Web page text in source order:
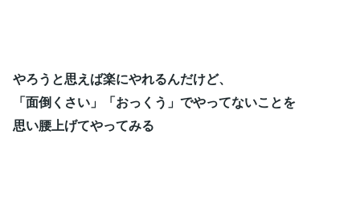
やろうと思えば楽にやれるんだけど、
「面倒くさい」「おっくう」でやってないことを
思い腰上げてやってみる